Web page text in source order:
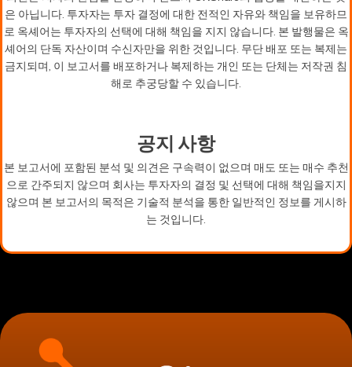
은 아닙니다. 투자자는 투자 결정에 대한 전적인 자유와 책임을 보유하므
로 옥셰어는 투자자의 선택에 대해 책임을 지지 않습니다. 본 발행물은 옥
셰어의 단독 자산이며 수신자만을 위한 것입니다. 무단 배포 또는 복제는
금지되며, 이 보고서를 배포하거나 복제하는 개인 또는 단체는 저작권 침
해로 추궁당할 수 있습니다.
공지 사항
본 보고서에 포함된 분석 및 의견은 구속력이 없으며 매도 또는 매수 추천
으로 간주되지 않으며 회사는 투자자의 결정 및 선택에 대해 책임을지지
않으며 본 보고서의 목적은 기술적 분석을 통한 일반적인 정보를 게시하
는 것입니다.